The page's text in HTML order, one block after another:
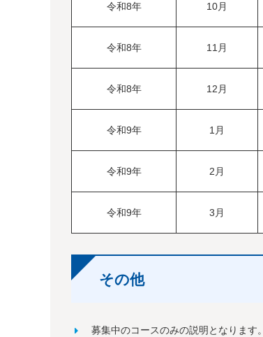
令和8年 10月
令和8年 11月
令和8年 12月
令和9年 1月
令和9年 2月
令和9年 3月
その他
募集中のコースのみの説明となります。